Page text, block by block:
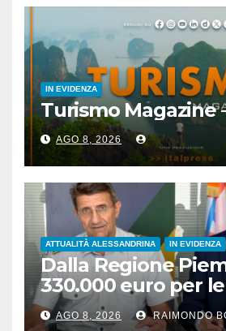
IN EVIDENZA
Turismo Magazine
AGO 8, 2026
ATTUALITÀ ALESSANDRINA IN EVIDENZA
Dalla Regione
330.000 euro per
della Guardia di
AGO 8, 2026 RAIMONDO